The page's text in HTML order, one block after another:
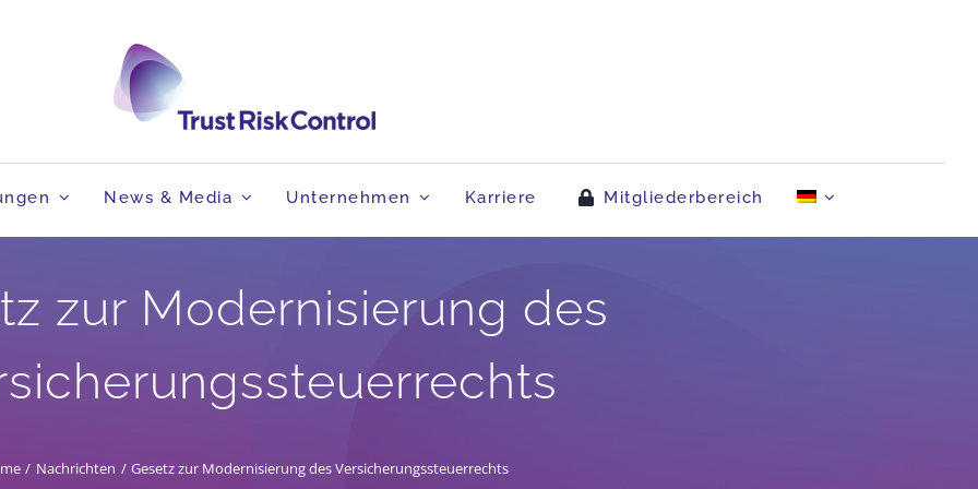
News & Media Unternehmen Karriere Mitgliederbereich
zur Modernisierung des
Nachrichten Gesetz zur Modernisierung des Versicherungssteuerrechts